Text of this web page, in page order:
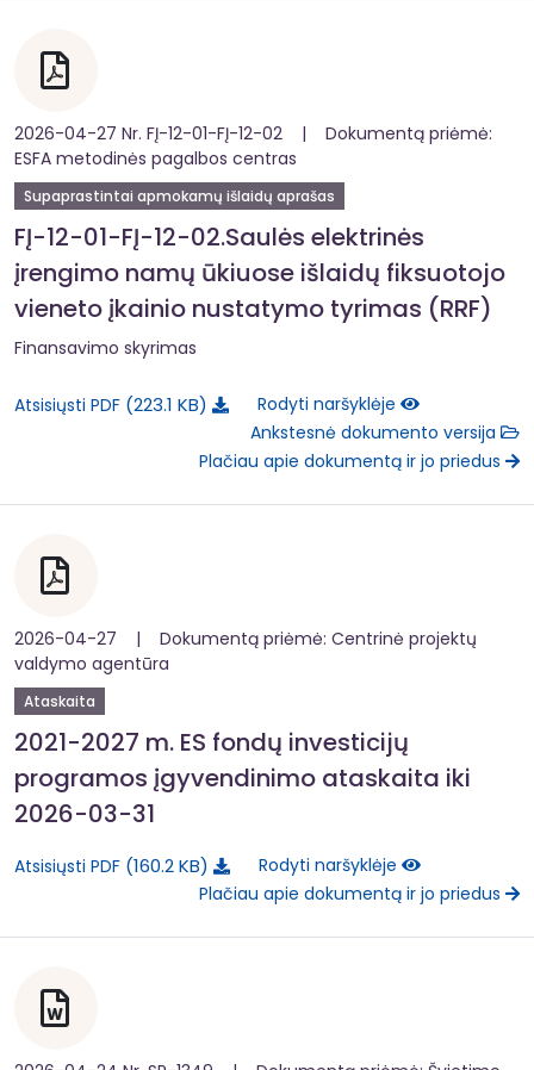
2026-04-27 Nr. FĮ-12-01-FĮ-12-02 | Dokumentą priėmė:
ESFA metodinės pagalbos centras
Supaprastintai apmokamų išlaidų aprašas
FĮ-12-01-FĮ-12-02.Saulės elektrinės
įrengimo namų ūkiuose išlaidų fiksuotojo
vieneto įkainio nustatymo tyrimas (RRF)
Finansavimo skyrimas
Atsisiųsti PDF 223.1 KB
Rodyti naršyklėje
Ankstesnė dokumento versija
Plačiau apie dokumentą ir jo priedus
2026-04-27 | Dokumentą priėmė: Centrinė projektų
valdymo agentūra
Ataskaita
2021-2027 m. ES fondų investicijų
programos įgyvendinimo ataskaita iki
2026-03-31
Atsisiųsti PDF 160.2 KB
Rodyti naršyklėje
Plačiau apie dokumentą ir jo priedus